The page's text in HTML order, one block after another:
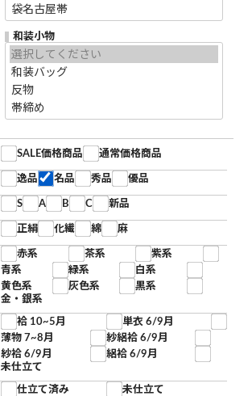
和装小物
SALE価格商品 通常価格商品
逸品 名品 秀品 優品
S A B C 新品
正絹 化繊 綿 麻
赤系 茶系
紫系
青系
緑系
白系
黄色系
灰色系
黒系
金・銀系
袷 10~5月
単衣 6/9月
薄物 7~8月
紗絽袷 6/9月
紗袷 6/9月
絽袷 6/9月
未仕立て
仕立て済み 未仕立て